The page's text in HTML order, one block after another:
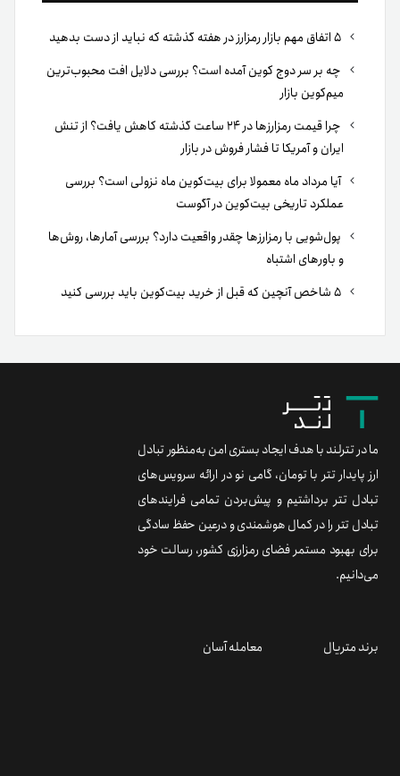
چه بر سر دوج کوین آمده است؟ بررسی دلایل افت محبوب‌ترین
میم‌کوین بازار
چرا قیمت رمزارزها در ۲۴ ساعت گذشته کاهش یافت؟ از تنش
ایران و آمریکا تا فشار فروش در بازار
آیا مرداد ماه معمولا برای بیت‌کوین ماه نزولی است؟ بررسی
عملکرد تاریخی بیت‌کوین در آگوست
پول‌شویی با رمزارزها چقدر واقعیت دارد؟ بررسی آمارها، روش‌ها
و باورهای اشتباه
ما در تترلند با هدف ایجاد بستری امن به‌منظور تبادل
ارز پایدار تتر با تومان، گامی نو در ارائه سرویس‌های
تبادل تتر برداشتیم و پیش‌بردن تمامی فرایندهای
تبادل تتر را در کمال هوشمندی و درعین حفظ سادگی
برای بهبود مستمر فضای رمزارزی کشور، رسالت خود
می‌دانیم.
برند متریال معامله آسان